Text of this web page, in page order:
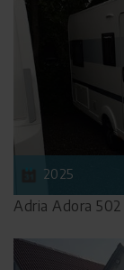
2025
Adria Adora